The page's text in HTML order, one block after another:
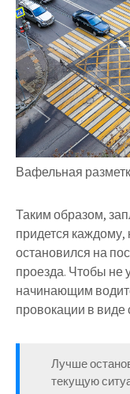
Вафельная
Таким образом,
придется каждому,
остановился на
проезда. Чтобы не
начинающим
провокации в виде
Лучше
текущую